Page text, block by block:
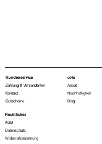
Kundenservice
Zahlung & Versandarten
Kontakt
Gutscheine
cølú
About
Nachhaltigkeit
Blog
Rechtliches
AGB
Datenschutz
Widerrufsbelehrung